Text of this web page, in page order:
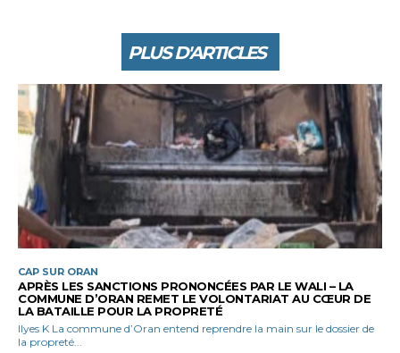
PLUS D'ARTICLES
CAP SUR ORAN
APRÈS LES SANCTIONS PRONONCÉES PAR LE WALI – LA
COMMUNE D’ORAN REMET LE VOLONTARIAT AU CŒUR DE
LA BATAILLE POUR LA PROPRETÉ
Ilyes K La commune d’Oran entend reprendre la main sur le dossier de
la propreté...